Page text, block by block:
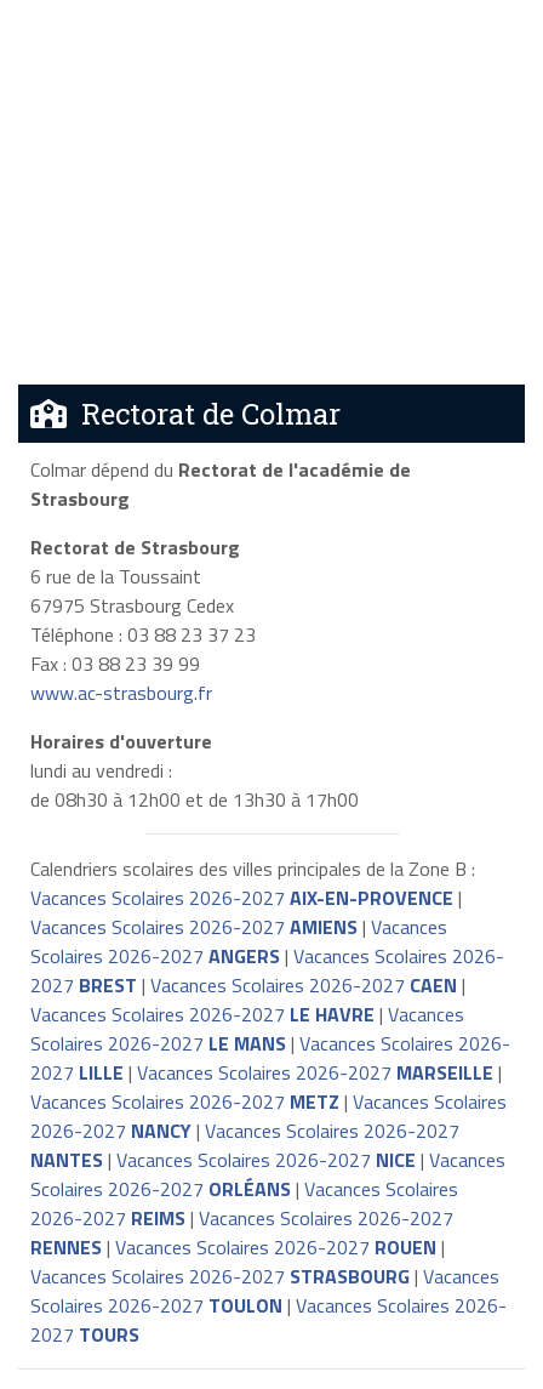
Rectorat de Colmar
Colmar dépend du Rectorat de l'académie de
Strasbourg
Rectorat de Strasbourg
6 rue de la Toussaint
67975 Strasbourg Cedex
Téléphone : 03 88 23 37 23
Fax : 03 88 23 39 99
www.ac-strasbourg.fr
Horaires d'ouverture
lundi au vendredi :
de 08h30 à 12h00 et de 13h30 à 17h00
Calendriers scolaires des villes principales de la Zone B :
Vacances Scolaires 2026-2027 AIX-EN-PROVENCE |
Vacances Scolaires 2026-2027 AMIENS| Vacances
Scolaires 2026-2027 ANGERS| Vacances Scolaires 2026-
2027 BREST | Vacances Scolaires 2026-2027 CAEN |
Vacances Scolaires 2026-2027 LE HAVRE | Vacances
Scolaires 2026-2027 LE MANS| Vacances Scolaires 2026-
2027 LILLE | Vacances Scolaires 2026-2027 MARSEILLE |
Vacances Scolaires 2026-2027 METZ | Vacances Scolaires
2026-2027 NANCY| Vacances Scolaires 2026-2027
NANTES| Vacances Scolaires 2026-2027 NICE | Vacances
Scolaires 2026-2027 ORLÉANS| Vacances Scolaires
2026-2027 REIMS| Vacances Scolaires 2026-2027
RENNES| Vacances Scolaires 2026-2027 ROUEN |
Vacances Scolaires 2026-2027 STRASBOURG| Vacances
Scolaires 2026-2027 TOULON | Vacances Scolaires 2026-
2027 TOURS